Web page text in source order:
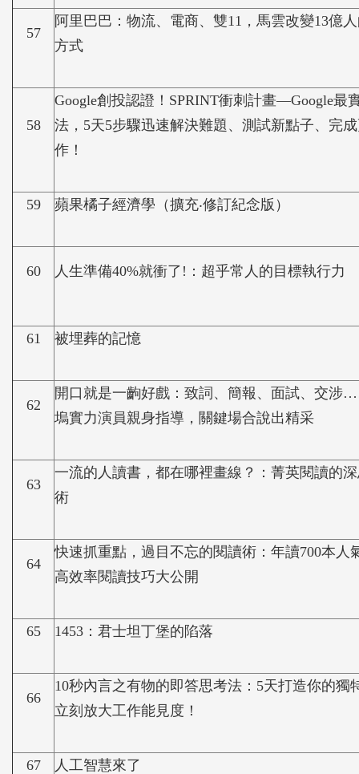
57
阿里巴巴：物流、電商、雙11，馬雲改變13億
方式
58
Google創投認證！SPRINT衝刺計畫—Google最
法，5天5步驟迅速解決難題、測試新點子、完
作！
59 蘋果橘子經濟學（擴充‧修訂紀念版）
60 人生準備40%就衝了!：超乎常人的目標執行力
61 被埋葬的記憶
62
開口就是一齣好戲：致詞、簡報、面試、交涉
塢實力演員親身指導，關鍵場合說出精采
63
一流的人讀書，都在哪裡畫線？：菁英閱讀的
術
64
快速抓重點，過目不忘的閱讀術：年讀700本人
高效率閱讀技巧大公開
65 1453：君士坦丁堡的陷落
66
10秒內言之有物的即答思考法：5天打造你的獨
立刻放大工作能見度！
67 人工智慧來了